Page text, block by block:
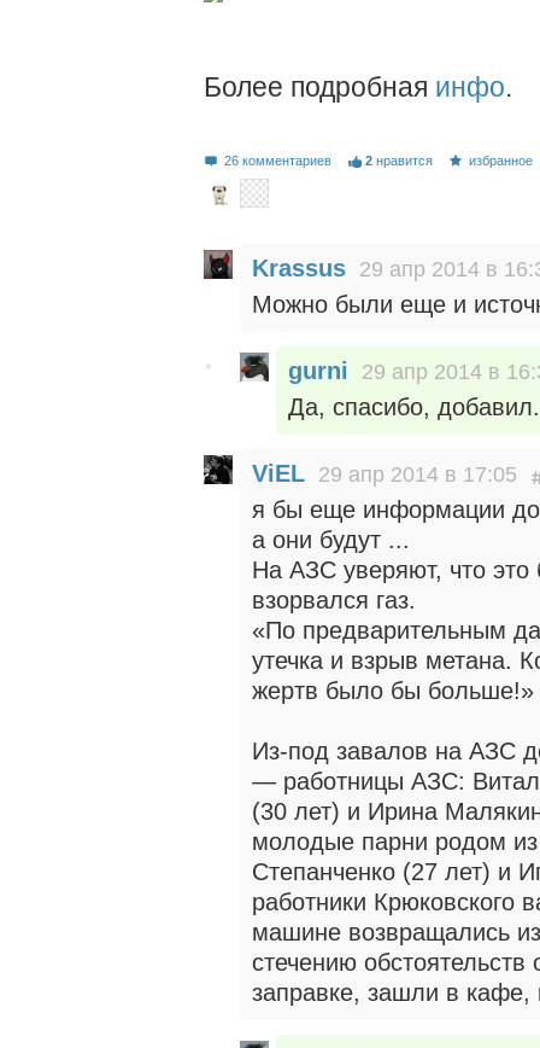
Более подробная инфо.
26 комментариев 2 нравится избранное
Krassus 29 апр 2014 в
Можно были еще и
gurni 29 апр 2014 в
Да, спасибо, добавил.
ViEL 29 апр 2014 в 17:05
я бы еще информации
а они будут ...
На АЗС уверяют, что это
взорвался газ.
«По предварительным
утечка и взрыв метана.
жертв было бы больше!»
Из-под завалов на АЗС
— работницы АЗС:
(30 лет) и Ирина
молодые парни родом из
Степанченко (27 лет) и
работники Крюковского
машине возвращались
стечению обстоятельств
заправке, зашли в кафе,